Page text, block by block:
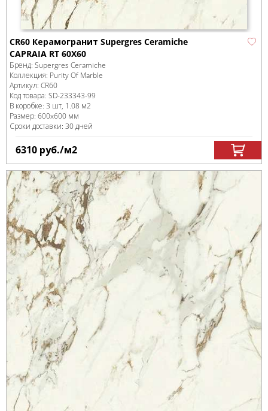
CR60 Керамогранит Supergres Ceramiche
CAPRAIA RT 60X60
Бренд: Supergres Ceramiche
Коллекция: Purity Of Marble
Артикул: CR60
Код товара: SD-233343-99
В коробке: 3 шт, 1.08 м2
Размер: 600x600 мм
Сроки доставки: 30 дней
6310 руб./м2